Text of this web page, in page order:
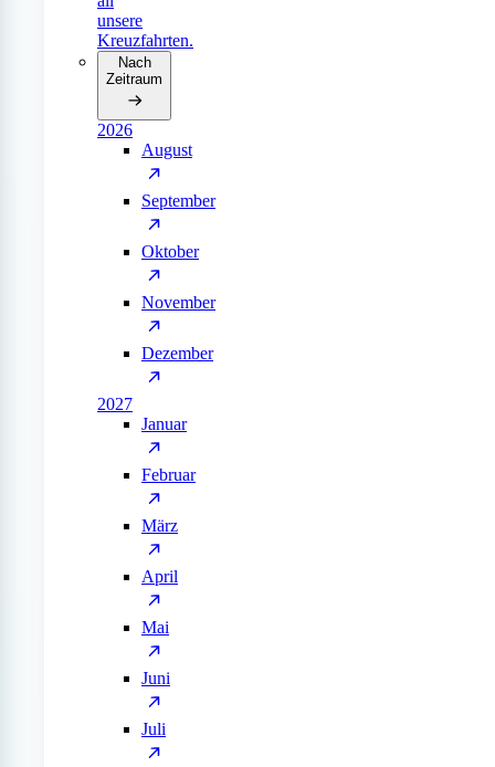
unsere
Kreuzfahrten.
Nach
Zeitraum
2026
August
September
Oktober
November
Dezember
2027
Januar
Februar
März
April
Mai
Juni
Juli